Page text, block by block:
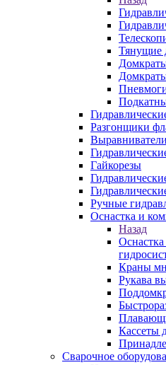
Тянущие
Разгонщики
Гайкорезы
Ручные
Оснастка и
Назад
Краны
Рукава
Кассеты
Сварочное